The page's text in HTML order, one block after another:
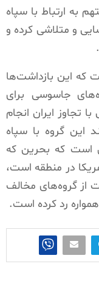
به ارتباط با سپاه
و متلاشی کرده و
که این بازداشت‌ها
جاسوسی برای
تجاوز ایران انجام
این گروه با سپاه
است که بحرین که
در منطقه است،
از گروه‌های مخالف
رد کرده است.